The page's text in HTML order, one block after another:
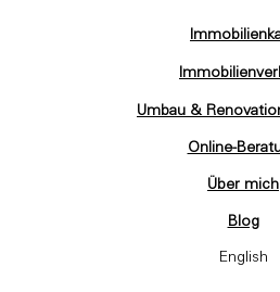
Umbau &
Online-
Über mich
Blog
English